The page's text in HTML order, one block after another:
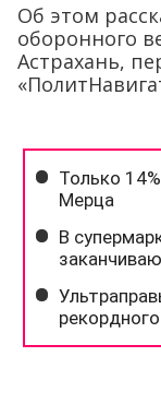
Об этом
оборонного
Астрахань,